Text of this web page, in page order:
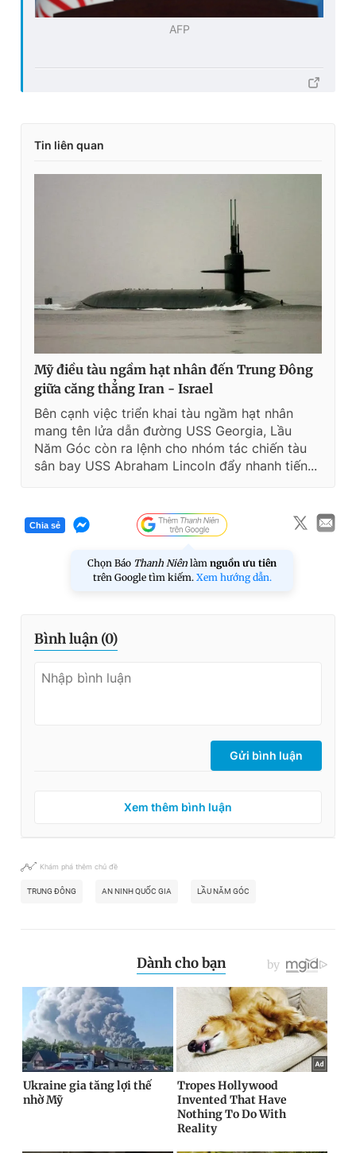
AFP
Tin liên quan
Mỹ điều tàu ngầm hạt nhân đến Trung Đông
giữa căng thẳng Iran - Israel
Bên cạnh việc triển khai tàu ngầm hạt nhân
mang tên lửa dẫn đường USS Georgia, Lầu
Năm Góc còn ra lệnh cho nhóm tác chiến tàu
sân bay USS Abraham Lincoln đẩy nhanh tiến...
Chia sẻ
Chọn Báo Thanh Niên làm nguồn ưu tiên
trên Google tìm kiếm. Xem hướng dẫn.
Bình luận (0)
Gửi bình luận
Xem thêm bình luận
Khám phá thêm chủ đề
TRUNG ĐÔNG AN NINH QUỐC GIA LẦU NĂM GÓC